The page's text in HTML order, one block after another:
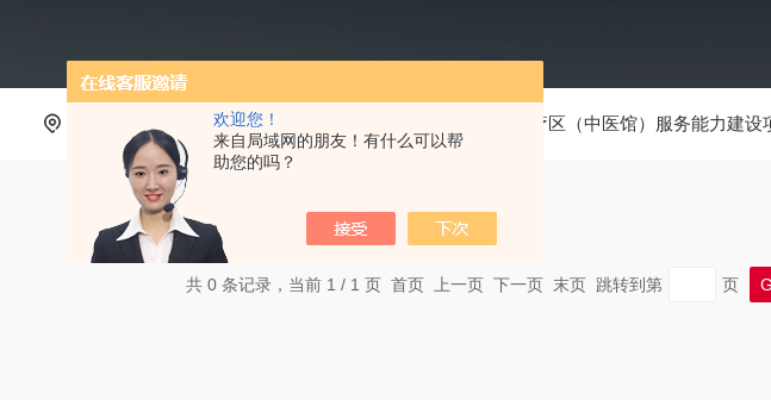
欢迎您！
来自局域网的朋友！有什么可以帮
助您的吗？
产品中心 基层医疗卫生机构中医诊疗区（中医馆）服务能力建设
共 0 条记录，当前 1 / 1 页 首页 上一页 下一页 末页 跳转到第 页